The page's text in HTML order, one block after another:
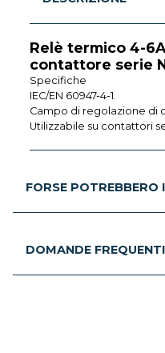
Relè termico 4-
contattore serie
Specifiche
IEC/EN 60947-4-1.
Campo di regolazione di
Utilizzabile su contattori
FORSE POTREBBERO
DOMANDE FREQUENTI